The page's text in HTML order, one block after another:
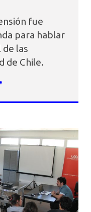
fue
para hablar
las
de Chile.